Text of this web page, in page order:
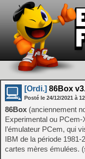
[Ordi.] 86Box
Posté le 24/12/2021 à
86Box (anciennement
Experimental ou
l’émulateur PCem, qui
IBM de la période 1981-
cartes mères émulées.